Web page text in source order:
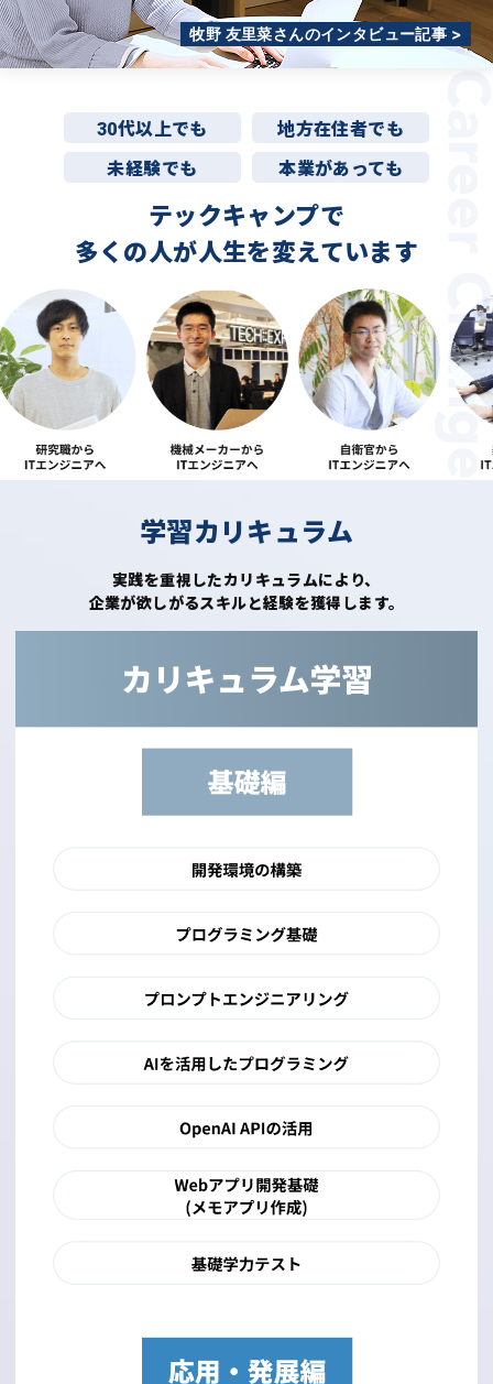
牧野 友里菜さんのインタビュー記事 >
30代以上でも
地方在住者でも
未経験でも
本業があっても
テックキャンプで
多くの人が人生を変えています
学習カリキュラム
実践を重視したカリキュラムにより、
企業が欲しがるスキルと経験を獲得します。